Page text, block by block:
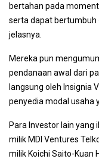
bertahan pada
serta dapat bertumbuh
jelasnya.
Mereka pun
pendanaan awal dari
langsung oleh Insignia
penyedia modal usaha
Para Investor lain yang
milik MDI Ventures
milik Koichi Saito-Kuan